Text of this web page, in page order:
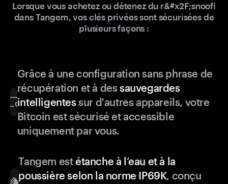
Lorsque vous achetez ou détenez du r&#x2F;snoofi
dans Tangem, vos clés privées sont sécurisées de
plusieurs façons :
Grâce à une configuration sans phrase de
récupération et à dessauvegardes
intelligentessur d'autres appareils, votre
Bitcoin est sécurisé et accessible
uniquement par vous.
Tangem estétanche à l’eau et à la
poussière selon la norme IP69K, conçu